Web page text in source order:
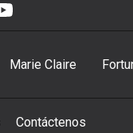
Marie Claire
Contáctenos